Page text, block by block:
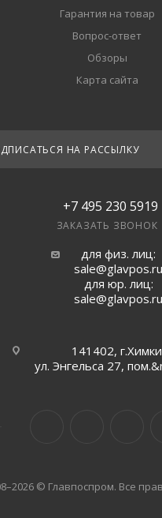
Гарантия на товар
Вопрос-ответ
Обзоры
Карта сайта
НА РАССЫЛКУ
+7 495 230 5919
ЗАКАЗАТЬ ЗВОНОК
для физ. лиц:
sale@glavpos.ru
для юр. лиц:
sale@glavpos.ru
141402,
ул. Энгельса 27,
© Главпоспром. Все